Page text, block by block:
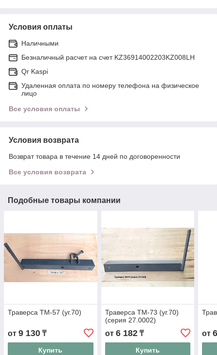
Условия оплаты
Наличными
Безналичный расчет на счет KZ36914002203KZ008LH
Qr Kaspi
Удаленная оплата по номеру телефона на физическое
лицо
Все условия оплаты
Условия возврата
Возврат товара в течение 14 дней по договоренности
Все условия возврата
Подобные товары компании
Траверса ТМ-57 (уг.70)
от 9 130 ₸
Купить
Траверса ТМ-73 (уг.70)
(серия 27.0002)
от 6 182₸
Купить
от